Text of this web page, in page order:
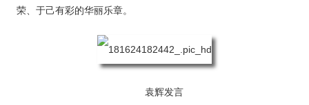
荣、于己有彩的华丽乐章。
袁辉发言